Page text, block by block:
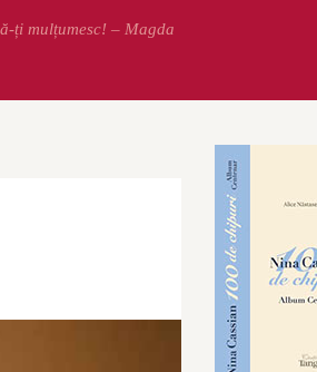
ți mulțumesc! – Magda